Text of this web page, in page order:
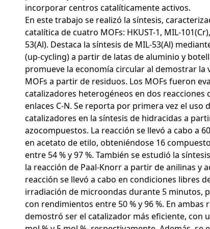
incorporar centros catalíticamente activos.
En este trabajo se realizó la síntesis,
catalítica de cuatro MOFs: HKUST-1, MIL-
53(Al). Destaca la síntesis de MIL-53(Al)
(up-cycling) a partir de latas de aluminio y
promueve la economía circular al demostrar la
MOFs a partir de residuos. Los MOFs fueron
catalizadores heterogéneos en dos reacciones
enlaces C-N. Se reporta por primera vez el uso
catalizadores en la síntesis de hidracidas a
azocompuestos. La reacción se llevó a cabo a
en acetato de etilo, obteniéndose 16
entre 54 % y 97 %. También se estudió la
la reacción de Paal-Knorr a partir de anilinas y
reacción se llevó a cabo en condiciones libres
irradiación de microondas durante 5 minutos,
con rendimientos entre 50 % y 96 %. En ambas
demostró ser el catalizador más eficiente, con